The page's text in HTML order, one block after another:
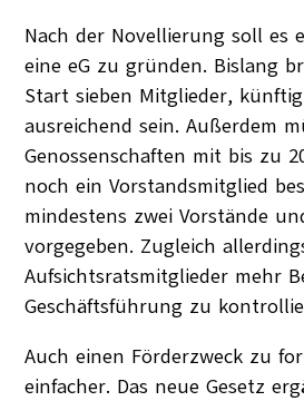
Nach der Novellierung soll es
eine eG zu gründen. Bislang
Start sieben Mitglieder,
ausreichend sein. Außerdem
Genossenschaften mit bis zu
noch ein Vorstandsmitglied
mindestens zwei Vorstände
vorgegeben. Zugleich
Aufsichtsratsmitglieder mehr
Geschäftsführung zu
Auch einen Förderzweck zu
einfacher. Das neue Gesetz